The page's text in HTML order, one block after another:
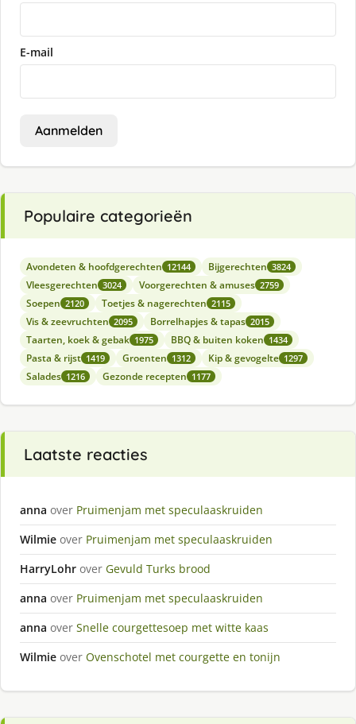
E-mail
Aanmelden
Populaire categorieën
Avondeten & hoofdgerechten 12144 Bijgerechten 3824
Vleesgerechten 3024 Voorgerechten & amuses 2759
Soepen 2120 Toetjes & nagerechten 2115
Vis & zeevruchten 2095 Borrelhapjes & tapas 2015
Taarten, koek & gebak 1975 BBQ & buiten koken 1434
Pasta & rijst 1419 Groenten 1312 Kip & gevogelte 1297
Salades 1216 Gezonde recepten 1177
Laatste reacties
anna over Pruimenjam met speculaaskruiden
Wilmie over Pruimenjam met speculaaskruiden
HarryLohr over Gevuld Turks brood
anna over Pruimenjam met speculaaskruiden
anna over Snelle courgettesoep met witte kaas
Wilmie over Ovenschotel met courgette en tonijn